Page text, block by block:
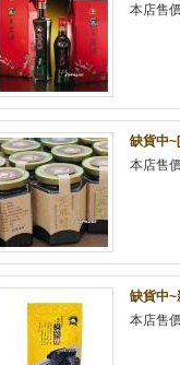
本店售
缺貨中
本店售
缺貨中
本店售